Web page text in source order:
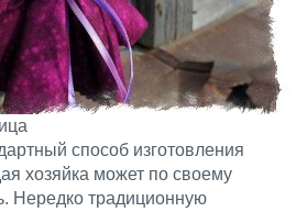
способ изготовления
хозяйка может по своему
Нередко традиционную